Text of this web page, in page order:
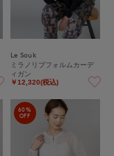
Le Souk
ミラノリブフォルムカーデ
ィガン
￥12,320(税込)
60%
OFF